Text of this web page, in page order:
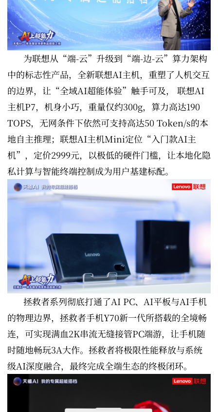
为联想从“端-云”升级到“端-边-云”算力架构
中的标志性产品，全新联想AI主机，重塑了人机交互
的边界，让“全域AI超能体验”触手可及， 联想AI
主机P7，机身小巧，重量仅约300g，算力高达190
TOPS，无网条件下依然可支持高达50 Token/s的本
地自主推理；联想AI主机Mini定位“入门款AI主
机”，定价2999元，以极低的硬件门槛，让本地化隐
私计算与智能终端控制成为用户基建标配。
拯救者系列彻底打通了AI PC、AI平板与AI手机
的物理边界，拯救者手机Y70新一代所搭载的全境畅
连，可实现满血2K串流无缝接管PC端游，让手机随
时随地畅玩3A大作。拯救者将极限性能释放与系统
级AI深度融合，最终完成全端生态的终极闭环。